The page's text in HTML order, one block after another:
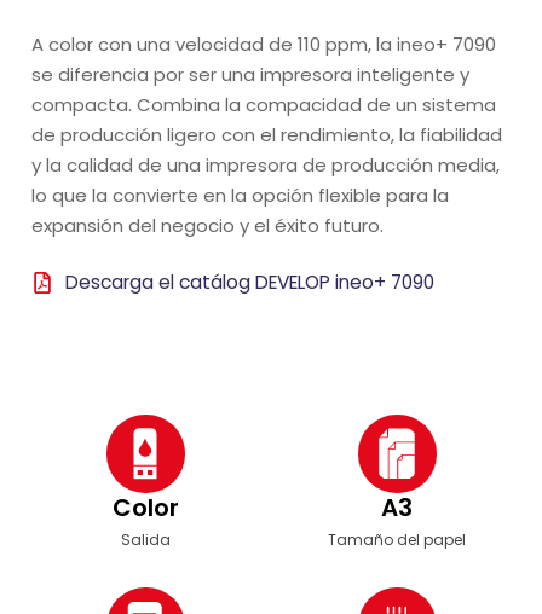
A color con una velocidad de 110 ppm, la ineo+ 7090
se diferencia por ser una impresora inteligente y
compacta. Combina la compacidad de un sistema
de producción ligero con el rendimiento, la fiabilidad
y la calidad de una impresora de producción media,
lo que la convierte en la opción flexible para la
expansión del negocio y el éxito futuro.
Descarga el catálog DEVELOP ineo+ 7090
Color
Salida
A3
Tamaño del papel